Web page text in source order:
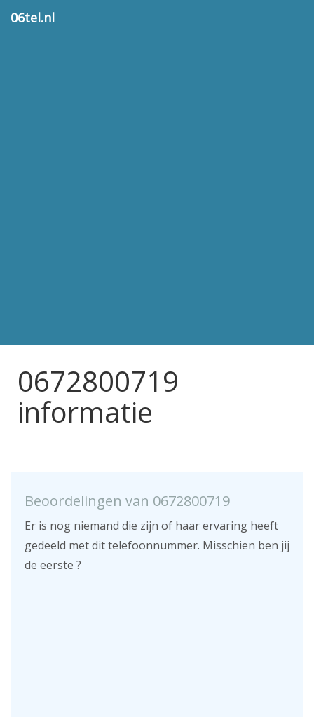
06tel.nl
0672800719
informatie
Beoordelingen van 0672800719
Er is nog niemand die zijn of haar ervaring heeft
gedeeld met dit telefoonnummer. Misschien ben jij
de eerste ?